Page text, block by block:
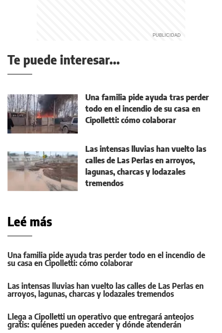
Te puede interesar...
Una familia pide ayuda tras perder
todo en el incendio de su casa en
Cipolletti: cómo colaborar
Las intensas lluvias han vuelto las
calles de Las Perlas en arroyos,
lagunas, charcas y lodazales
tremendos
Leé más
Una familia pide ayuda tras perder todo en el incendio de
su casa en Cipolletti: cómo colaborar
Las intensas lluvias han vuelto las calles de Las Perlas en
arroyos, lagunas, charcas y lodazales tremendos
Llega a Cipolletti un operativo que entregará anteojos
gratis: quiénes pueden acceder y dónde atenderán